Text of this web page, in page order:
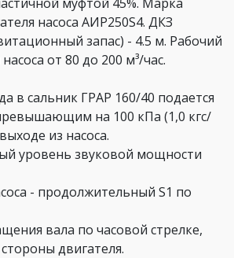
насоса АИР250S4. ДКЗ
запас) - 4.5 м. Рабочий
от 80 до 200 м³/час.
в сальник ГРАР 160/40 подается
на 100 кПа (1,0 кгс/
из насоса.
уровень звуковой мощности
- продолжительный S1 по
вала по часовой стрелке,
двигателя.